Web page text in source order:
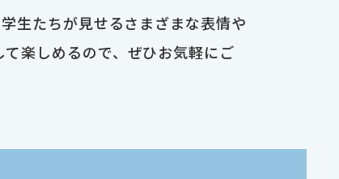
生たちが見せるさまざまな表情や
楽しめるので、ぜひお気軽にご